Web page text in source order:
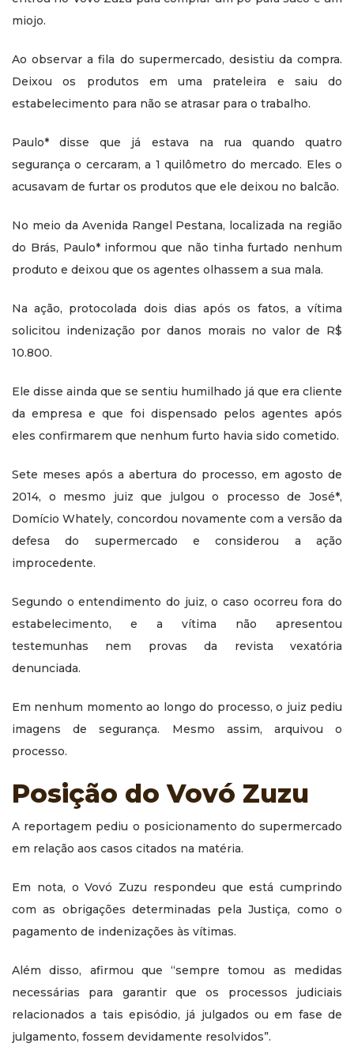
miojo.
Ao observar a fila do supermercado, desistiu da compra.
Deixou os produtos em uma prateleira e saiu do
estabelecimento para não se atrasar para o trabalho.
Paulo* disse que já estava na rua quando quatro
segurança o cercaram, a 1 quilômetro do mercado. Eles o
acusavam de furtar os produtos que ele deixou no balcão.
No meio da Avenida Rangel Pestana, localizada na região
do Brás, Paulo* informou que não tinha furtado nenhum
produto e deixou que os agentes olhassem a sua mala.
Na ação, protocolada dois dias após os fatos, a vítima
solicitou indenização por danos morais no valor de R$
10.800.
Ele disse ainda que se sentiu humilhado já que era cliente
da empresa e que foi dispensado pelos agentes após
eles confirmarem que nenhum furto havia sido cometido.
Sete meses após a abertura do processo, em agosto de
2014, o mesmo juiz que julgou o processo de José*,
Domício Whately, concordou novamente com a versão da
defesa do supermercado e considerou a ação
improcedente.
Segundo o entendimento do juiz, o caso ocorreu fora do
estabelecimento, e a vítima não apresentou
testemunhas nem provas da revista vexatória
denunciada.
Em nenhum momento ao longo do processo, o juiz pediu
imagens de segurança. Mesmo assim, arquivou o
processo.
Posição do Vovó Zuzu
A reportagem pediu o posicionamento do supermercado
em relação aos casos citados na matéria.
Em nota, o Vovó Zuzu respondeu que está cumprindo
com as obrigações determinadas pela Justiça, como o
pagamento de indenizações às vítimas.
Além disso, afirmou que “sempre tomou as medidas
necessárias para garantir que os processos judiciais
relacionados a tais episódio, já julgados ou em fase de
julgamento, fossem devidamente resolvidos”.